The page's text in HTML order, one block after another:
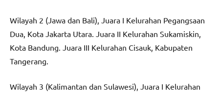
Wilayah 2 (Jawa dan Bali), Juara I Kelurahan Pegangsaan
Dua, Kota Jakarta Utara. Juara II Kelurahan Sukamiskin,
Kota Bandung. Juara III Kelurahan Cisauk, Kabupaten
Tangerang.
Wilayah 3 (Kalimantan dan Sulawesi), Juara I Kelurahan